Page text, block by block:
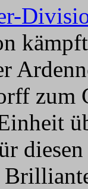
zum